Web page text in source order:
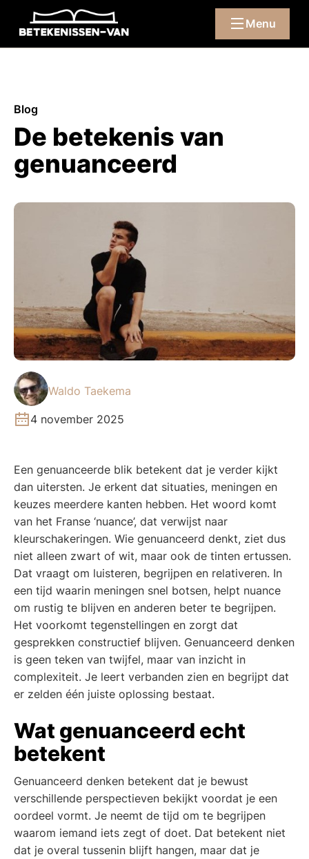
Menu
Blog
De betekenis van
genuanceerd
Waldo Taekema
4 november 2025
Een genuanceerde blik betekent dat je verder kijkt
dan uitersten. Je erkent dat situaties, meningen en
keuzes meerdere kanten hebben. Het woord komt
van het Franse ‘nuance’, dat verwijst naar
kleurschakeringen. Wie genuanceerd denkt, ziet dus
niet alleen zwart of wit, maar ook de tinten ertussen.
Dat vraagt om luisteren, begrijpen en relativeren. In
een tijd waarin meningen snel botsen, helpt nuance
om rustig te blijven en anderen beter te begrijpen.
Het voorkomt tegenstellingen en zorgt dat
gesprekken constructief blijven. Genuanceerd denken
is geen teken van twijfel, maar van inzicht in
complexiteit. Je leert verbanden zien en begrijpt dat
er zelden één juiste oplossing bestaat.
Wat genuanceerd echt
betekent
Genuanceerd denken betekent dat je bewust
verschillende perspectieven bekijkt voordat je een
oordeel vormt. Je neemt de tijd om te begrijpen
waarom iemand iets zegt of doet. Dat betekent niet
dat je overal tussenin blijft hangen, maar dat je